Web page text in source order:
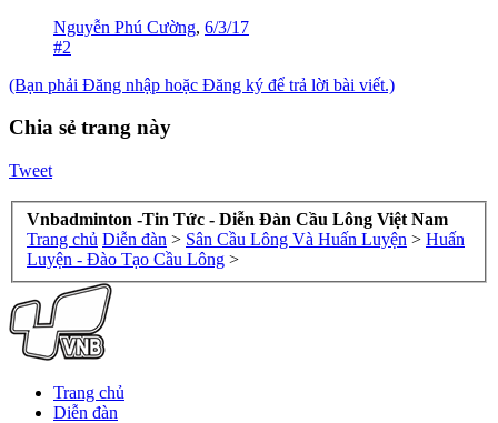
Nguyễn Phú Cường, 6/3/17
#2
(Bạn phải Đăng nhập hoặc Đăng ký để trả lời bài viết.)
Chia sẻ trang này
Tweet
Vnbadminton -Tin Tức - Diễn Đàn Cầu Lông Việt Nam
Trang chủ Diễn đàn > Sân Cầu Lông Và Huấn Luyện > Huấn
Luyện - Đào Tạo Cầu Lông >
Trang chủ
Diễn đàn